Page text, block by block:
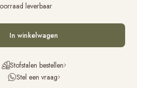
leverbaar
In winkelwagen
Stofstalen bestellen
Stel een vraag